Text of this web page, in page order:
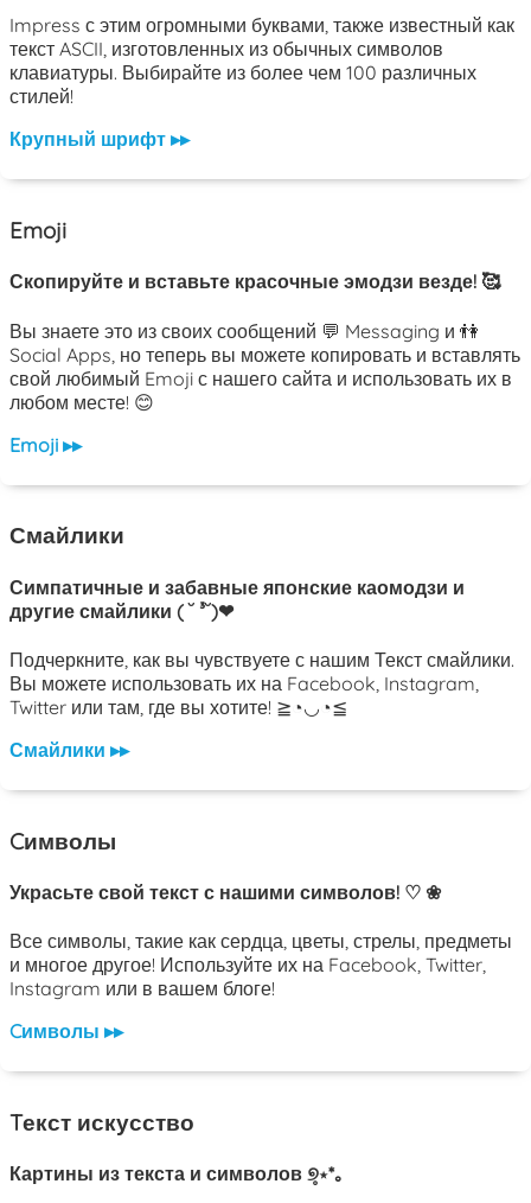
Impress с этим огромными буквами, также известный как
текст ASCII, изготовленных из обычных символов
клавиатуры. Выбирайте из более чем 100 различных
стилей!
Крупный шрифт ▸▸
Emoji
Скопируйте и вставьте красочные эмодзи везде! 🥰
Вы знаете это из своих сообщений 💬 Messaging и 👫
Social Apps, но теперь вы можете копировать и вставлять
свой любимый Emoji с нашего сайта и использовать их в
любом месте! 😊
Emoji ▸▸
Смайлики
Симпатичные и забавные японские каомодзи и
другие смайлики ( ˘ ³˘)❤
Подчеркните, как вы чувствуете с нашим Текст смайлики.
Вы можете использовать их на Facebook, Instagram,
Twitter или там, где вы хотите! ≧◔◡◔≦
Смайлики ▸▸
Cимволы
Украсьте свой текст с нашими символов! ♡ ❀
Все символы, такие как сердца, цветы, стрелы, предметы
и многое другое! Используйте их на Facebook, Twitter,
Instagram или в вашем блоге!
Cимволы ▸▸
Tекст искусство
Картины из текста и символов ୭̥⋆*｡